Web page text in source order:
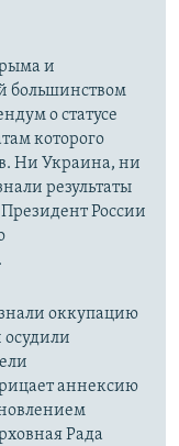
и
большинством
о статусе
которого
Ни Украина, ни
результаты
России
оккупацию
аннексию
Рада